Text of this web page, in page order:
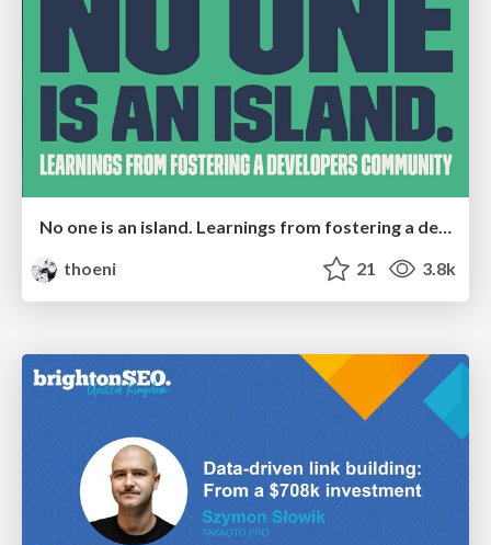
No one is an island. Learnings from fostering a developers community.
thoeni
21 3.8k